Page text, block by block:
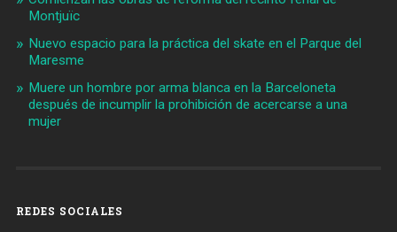
Montjuïc
Nuevo espacio para la práctica del skate en el Parque del
Maresme
Muere un hombre por arma blanca en la Barceloneta
después de incumplir la prohibición de acercarse a una
mujer
REDES SOCIALES